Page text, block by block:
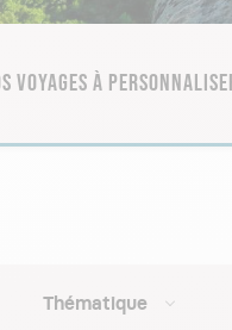
VOYAGES À
Thématique